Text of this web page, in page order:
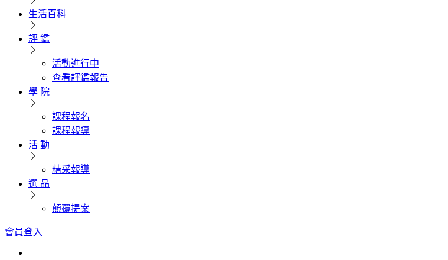
生活百科
評 鑑
活動進行中
查看評鑑報告
學 院
課程報名
課程報導
活 動
精采報導
選 品
顛覆提案
會員登入